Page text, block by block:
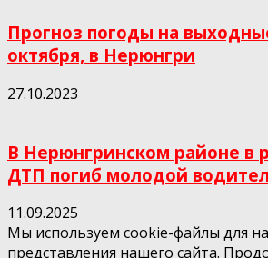
Прогноз погоды на
октября, в Нерюнгри
27.10.2023
В Нерюнгринском районе в
ДТП погиб молодой
11.09.2025
Мы используем cookie-файлы для
представления нашего сайта.